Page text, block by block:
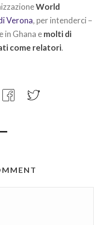
World
Verona, per intenderci –
in Ghana emolti di
come relatori.